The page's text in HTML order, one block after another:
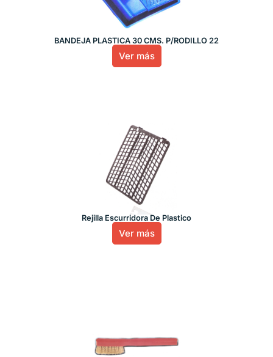
BANDEJA PLASTICA 30 CMS. P/RODILLO 22
Ver más
Rejilla Escurridora De Plastico
Ver más